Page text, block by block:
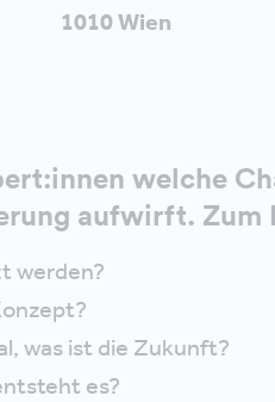
1010 Wien
welche
aufwirft. Zum
werden?
was ist die Zukunft?
es?